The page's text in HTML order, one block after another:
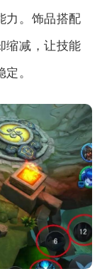
力。饰品搭配
缩减，让技能
。